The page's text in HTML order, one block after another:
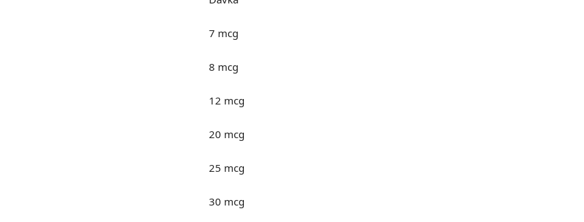
7 mcg
8 mcg
12 mcg
20 mcg
25 mcg
30 mcg